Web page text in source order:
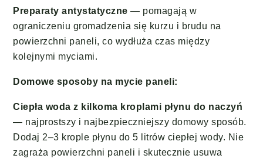
Preparaty antystatyczne — pomagają w
ograniczeniu gromadzenia się kurzu i brudu na
powierzchni paneli, co wydłuża czas między
kolejnymi myciami.
Domowe sposoby na mycie paneli:
Ciepła woda z kilkoma kroplami płynu do naczyń
— najprostszy i najbezpieczniejszy domowy sposób.
Dodaj 2–3 krople płynu do 5 litrów ciepłej wody. Nie
zagraża powierzchni paneli i skutecznie usuwa